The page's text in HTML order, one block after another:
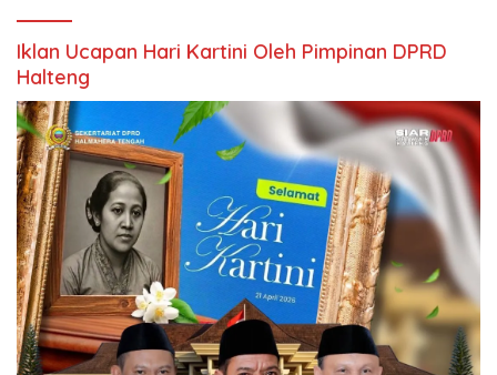
Iklan Ucapan Hari Kartini Oleh Pimpinan DPRD
Halteng